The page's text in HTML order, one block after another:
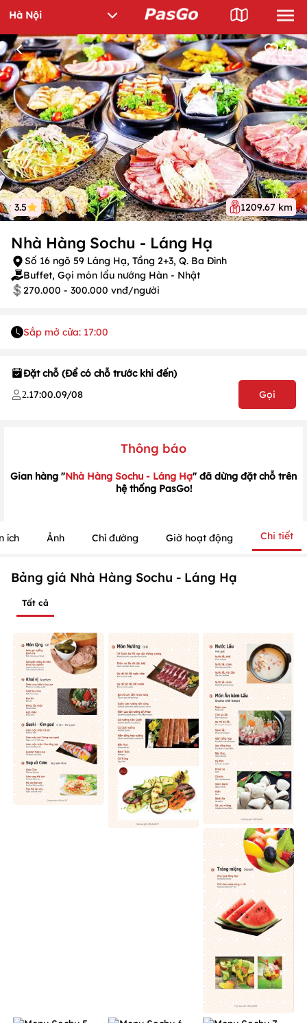
3.5 1209.67 km
Nhà Hàng Sochu - Láng Hạ
Số 16 ngõ 59 Láng Hạ, Tầng 2+3, Q. Ba Đình
Buffet, Gọi món lẩu nướng Hàn - Nhật
270.000 - 300.000 vnđ/người
Sắp mở cửa: 17:00
Đặt chỗ (Để có chỗ trước khi đến)
2.17:00.09/08 Gọi
Thông báo
Gian hàng "Nhà Hàng Sochu - Láng Hạ" đã dừng đặt chỗ trên
hệ thống PasGo!
ích Ảnh Chỉ đường Giờ hoạt động Chi tiết
Bảng giá Nhà Hàng Sochu - Láng Hạ
Tất cả
/1